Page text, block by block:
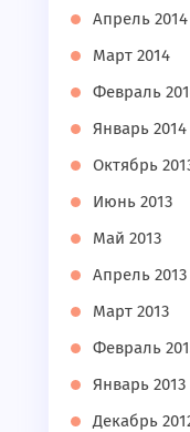
Апрель 2014
Март 2014
Февраль
Январь 2014
Октябрь
Июнь 2013
Май 2013
Апрель 2013
Март 2013
Февраль
Январь 2013
Декабрь